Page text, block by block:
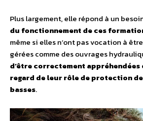
Plus largement, elle répond à un
du fonctionnement de ces
même si elles n’ont pas vocation à
gérées comme des ouvrages
d’être correctement appréhendées
regard de leur rôle de protection
basses.